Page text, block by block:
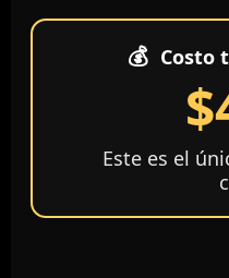
💰 Costo
Este es el